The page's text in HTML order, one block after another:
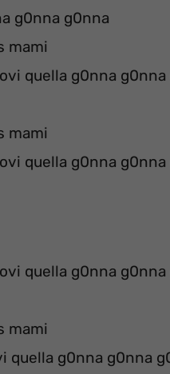
g0nna g0nna
mami
quella g0nna g0nna
mami
quella g0nna g0nna
quella g0nna g0nna
mami
quella g0nna g0nna